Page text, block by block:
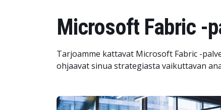
Microsoft Fabric -
Tarjoamme kattavat Microsoft Fabric -
ohjaavat sinua strategiasta vaikuttavan